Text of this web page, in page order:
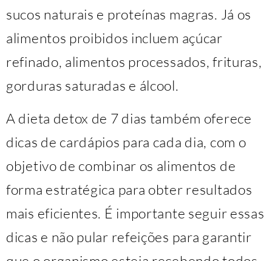
sucos naturais e proteínas magras. Já os
alimentos proibidos incluem açúcar
refinado, alimentos processados, frituras,
gorduras saturadas e álcool.
A dieta detox de 7 dias também oferece
dicas de cardápios para cada dia, com o
objetivo de combinar os alimentos de
forma estratégica para obter resultados
mais eficientes. É importante seguir essas
dicas e não pular refeições para garantir